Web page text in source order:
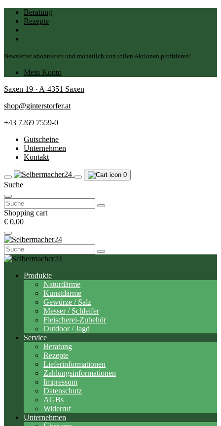
Beratung
Rezepte
Newsletter abonnieren und monatlich von tollen Aktionen profitieren!
Mein Konto
Saxen 19 · A-4351 Saxen
shop@ginterstorfer.at
+43 7269 7559-0
Gutscheine
Unternehmen
Kontakt
0
Suche
Suchen
nach:
Shopping cart
€ 0,00
Suchen
nach:
Produkte
Naturdärme
Kunstdärme
Gewürze / Salz
Messer / Schleifer
Fleischerei-Zubehör
Outdoor / Jagd
Service
Beratung
Rezepte
Lieferinformationen
Zahlungsinformationen
Impressum
Datenschutz
AGBs
Widerruf
Unternehmen